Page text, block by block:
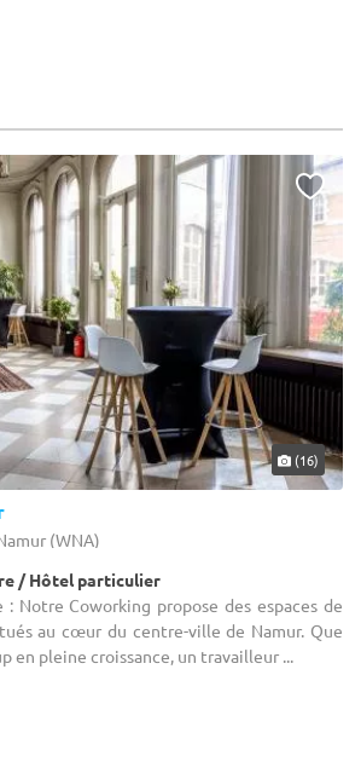
(16)
(WNA)
/ Hôtel particulier
Notre Coworking propose des espaces de
au cœur du centre-ville de Namur. Que
en pleine croissance, un travailleur ...